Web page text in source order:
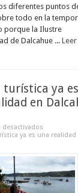
diferentes puntos
todo en la
porque la Ilustre
de Dalcahue ... Leer
turística ya es
en
ya es una realidad